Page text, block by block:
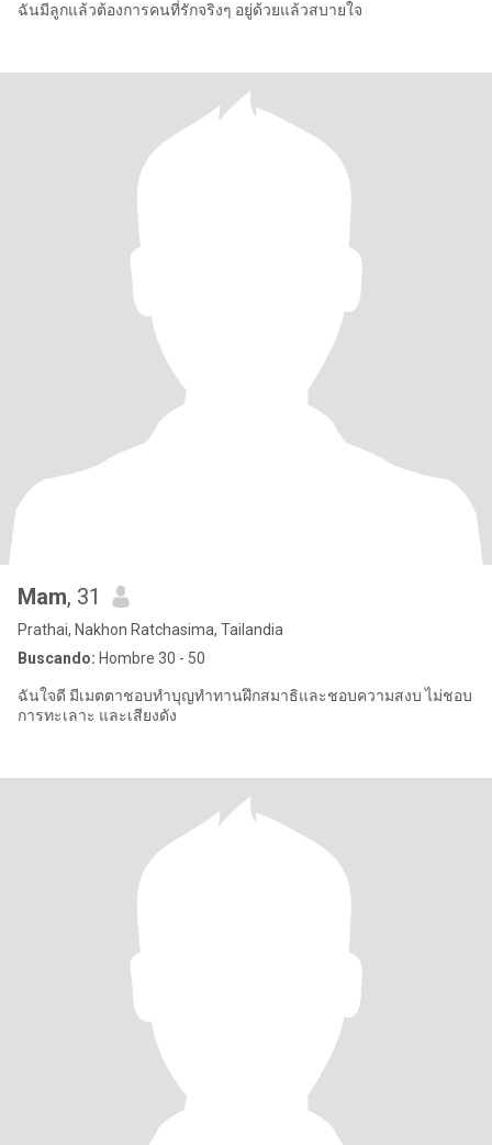
ฉันมีลูกแล้วต้องการคนที่รักจริงๆ อยู่ด้วยแล้วสบายใจ
Mam, 31
Prathai, Nakhon Ratchasima, Tailandia
Buscando: Hombre 30 - 50
ฉันใจดี มีเมตตาชอบทำบุญทำทานฝึกสมาธิและชอบความสงบ ไม่ชอบ
การทะเลาะ และเสียงดัง